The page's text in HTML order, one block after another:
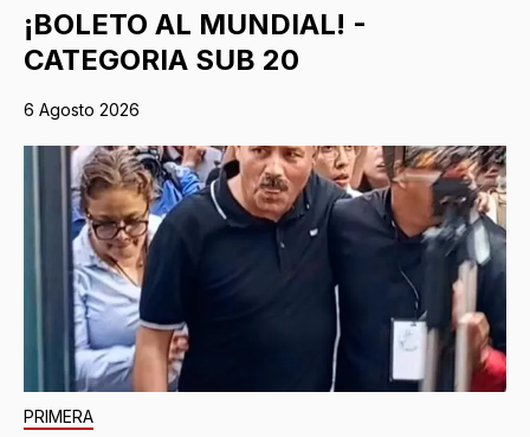
¡BOLETO AL MUNDIAL! -
CATEGORIA SUB 20
6 Agosto 2026
PRIMERA